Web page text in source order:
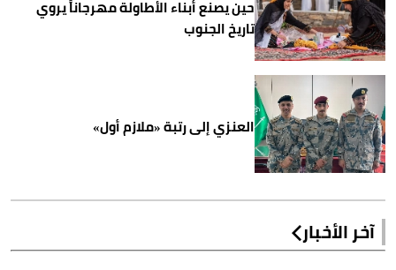
حين يصنع أبناء الأطاولة مهرجاناً يروي
تاريخ الجنوب
العنزي إلى رتبة «ملازم أول»
آخر الأخبار